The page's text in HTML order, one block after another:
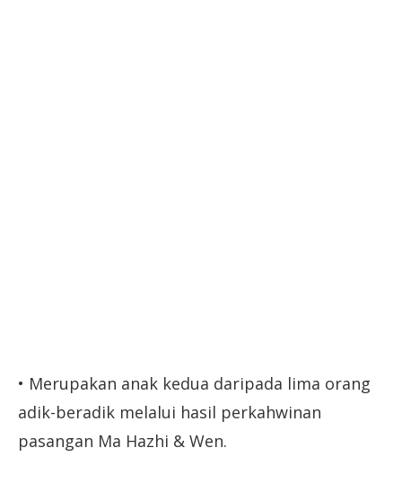
• Merupakan anak kedua daripada lima orang
adik-beradik melalui hasil perkahwinan
pasangan Ma Hazhi & Wen.